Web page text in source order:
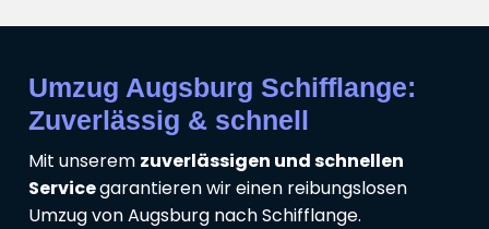
Umzug Augsburg Schifflange:
Zuverlässig & schnell
Mit unserem zuverlässigen und schnellen
Servicegarantieren wir einen reibungslosen
Umzug von Augsburg nach Schifflange.